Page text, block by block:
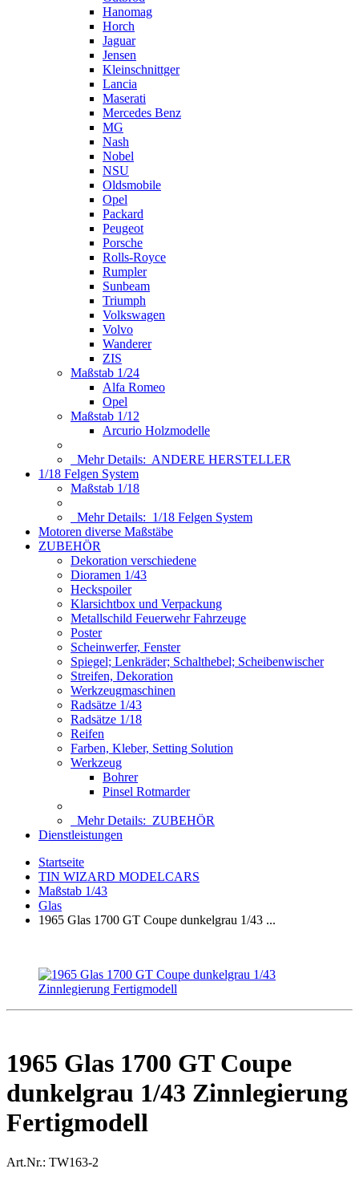
Hanomag
Horch
Jaguar
Jensen
Kleinschnittger
Lancia
Maserati
Mercedes Benz
MG
Nash
Nobel
NSU
Oldsmobile
Opel
Packard
Peugeot
Porsche
Rolls-Royce
Rumpler
Sunbeam
Triumph
Volkswagen
Volvo
Wanderer
ZIS
Maßstab 1/24
Alfa Romeo
Opel
Maßstab 1/12
Arcurio Holzmodelle
Mehr Details: ANDERE HERSTELLER
1/18 Felgen System
Maßstab 1/18
Mehr Details: 1/18 Felgen System
Motoren diverse Maßstäbe
ZUBEHÖR
Dekoration verschiedene
Dioramen 1/43
Heckspoiler
Klarsichtbox und Verpackung
Metallschild Feuerwehr Fahrzeuge
Poster
Scheinwerfer, Fenster
Spiegel; Lenkräder; Schalthebel; Scheibenwischer
Streifen, Dekoration
Werkzeugmaschinen
Radsätze 1/43
Radsätze 1/18
Reifen
Farben, Kleber, Setting Solution
Werkzeug
Bohrer
Pinsel Rotmarder
Mehr Details: ZUBEHÖR
Dienstleistungen
Startseite
TIN WIZARD MODELCARS
Maßstab 1/43
Glas
1965 Glas 1700 GT Coupe dunkelgrau 1/43 ...
1965 Glas 1700 GT Coupe
dunkelgrau 1/43 Zinnlegierung
Fertigmodell
Art.Nr.: TW163-2